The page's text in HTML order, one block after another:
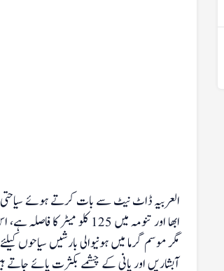
العربیہ ڈاٹ نیٹ سے بات کرتے ہوئے
مگر موسم گرما میں ہونیوالی بارشیں
آبشاریں اور پانی کے چشمے بکثرت پائے